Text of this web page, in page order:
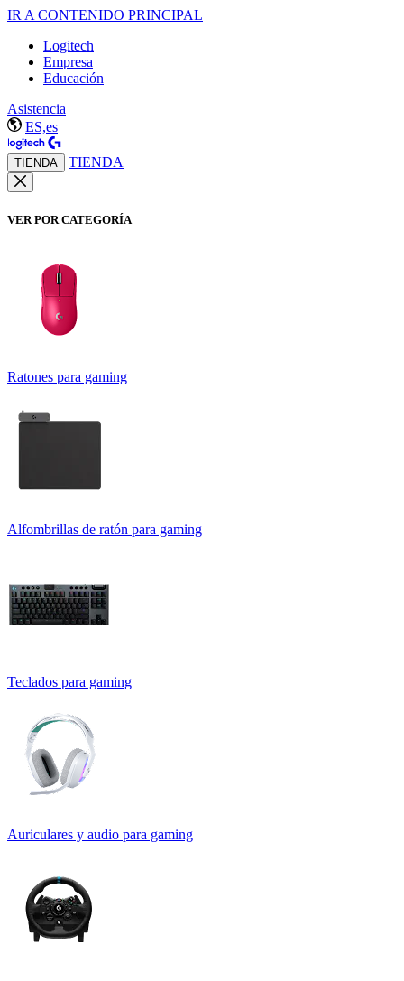
IR A CONTENIDO PRINCIPAL
Logitech
Empresa
Educación
Asistencia
ES,es
TIENDA TIENDA
VER POR CATEGORÍA
Ratones para gaming
Alfombrillas de ratón para gaming
Teclados para gaming
Auriculares y audio para gaming